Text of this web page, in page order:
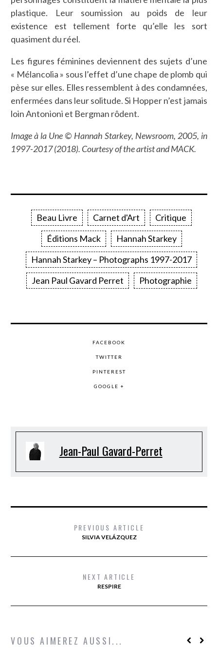
plastique. Leur soumission au poids de leur
existence est tellement forte qu’elle les sort
quasiment du réel.
Les figures féminines deviennent des sujets d’une
« Mélancolia » sous l’effet d’une chape de plomb qui
pèse sur elles. Elles ressemblent à des condamnées,
enfermées dans leur solitude. Si Hopper n’est jamais
loin Antonioni et Bergman rôdent.
Image à la Une © Hannah Starkey, Newsroom, 2005, in
1997-2017 (2018). Courtesy of the artist and MACK.
Beau Livre Carnet d'Art
Critique
Éditions Mack
Hannah Starkey
Hannah Starkey – Photographs 1997-2017
Jean Paul Gavard Perret
Photographie
FACEBOOK
TWITTER
PINTEREST
GOOGLE +
Jean-Paul Gavard-Perret
PREVIOUS ARTICLE
SILVIA VELÁZQUEZ
NEXT ARTICLE
RESPIRE
VOUS AIMEREZ AUSSI...